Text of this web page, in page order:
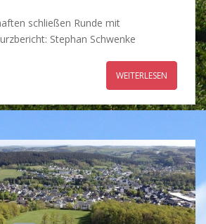
schließen Runde mit
Stephan Schwenke
WEITERLESEN